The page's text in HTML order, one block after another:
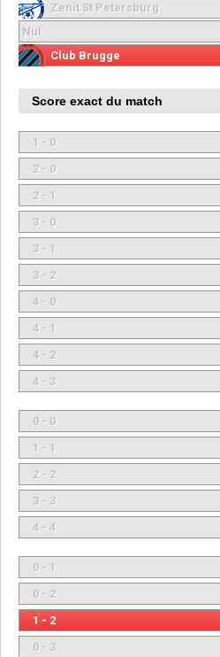
Zenit St Petersburg
Nul
Club Brugge
Score exact du match
1 - 0
2 - 0
2 - 1
3 - 0
3 - 1
3 - 2
4 - 0
4 - 1
4 - 2
4 - 3
0 - 0
1 - 1
2 - 2
3 - 3
4 - 4
0 - 1
0 - 2
1 - 2
0 - 3